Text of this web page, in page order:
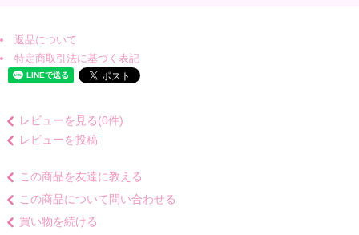
返品について
特定商取引法に基づく表記
レビューを見る(0件)
レビューを投稿
この商品を友達に教える
この商品について問い合わせる
買い物を続ける